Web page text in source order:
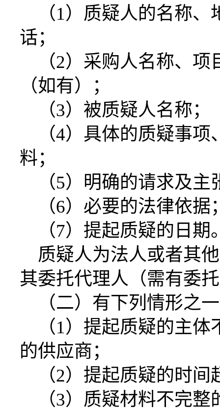
（1）质疑人的名称、
话；
（2）采购人名称、项
（如有）；
（3）被质疑人名称；
（4）具体的质疑事项
料；
（5）明确的请求及主
（6）必要的法律依据
（7）提起质疑的日期
质疑人为法人或者其
其委托代理人（需有委
（二）有下列情形之
（1）提起质疑的主体
的供应商；
（2）提起质疑的时间
（3）质疑材料不完整